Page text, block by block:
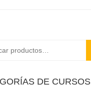
DE CURSOS